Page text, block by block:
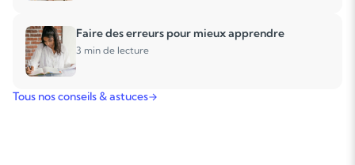
Faire des erreurs pour mieux apprendre
3 min de lecture
Tous nos conseils & astuces